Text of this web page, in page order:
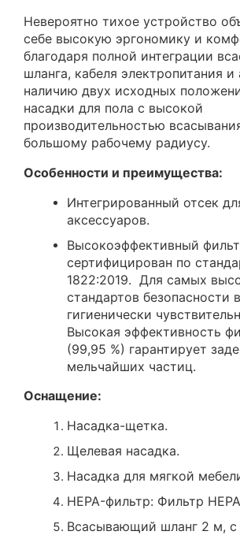
Невероятно тихое устройство
себе высокую эргономику и
благодаря полной интеграции
шланга, кабеля электропитания и
наличию двух исходных
насадки для пола с высокой
производительностью
большому рабочему радиусу.
Особенности и преимущества:
Интегрированный отсек
аксессуаров.
Высокоэффективный
сертифицирован по
1822:2019. Для самых
стандартов безопасности в
гигиенически
Высокая эффективность
(99,95 %) гарантирует
мельчайших частиц.
Оснащение:
Насадка-щетка.
Щелевая насадка.
Насадка для мягкой
HEPA-фильтр: Фильтр
Всасывающий шланг 2 м, с